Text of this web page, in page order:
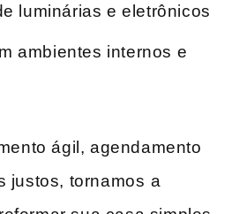
luminárias e eletrônicos
ambientes internos e
ágil, agendamento
justos, tornamos ⁢a